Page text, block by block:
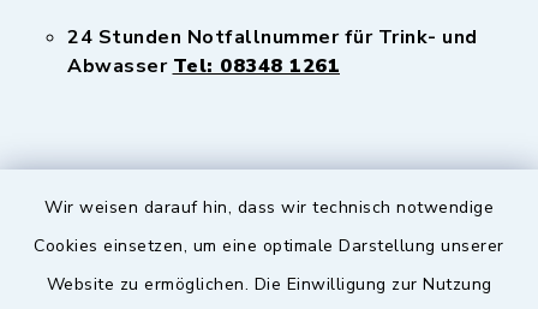
Wir weisen darauf hin, dass wir technisch notwendige
Cookies einsetzen, um eine optimale Darstellung unserer
Website zu ermöglichen. Die Einwilligung zur Nutzung
24 Stunden Notfallnummer für Trink- und
Abwasser Tel: 08348 1261
Sicherer Kontakt